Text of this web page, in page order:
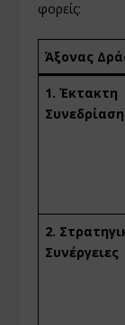
φορείς:
Άξονας
1. Έκτακτη
Συνεδρίαση
2.
Συνέργειες